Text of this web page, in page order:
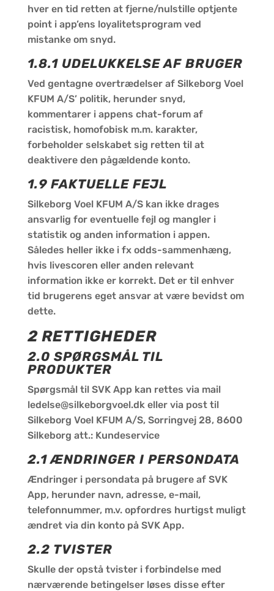
hver en tid retten at fjerne/nulstille optjente
point i app’ens loyalitetsprogram ved
mistanke om snyd.
1.8.1 UDELUKKELSE AF BRUGER
Ved gentagne overtrædelser af Silkeborg Voel
KFUM A/S’ politik, herunder snyd,
kommentarer i appens chat-forum af
racistisk, homofobisk m.m. karakter,
forbeholder selskabet sig retten til at
deaktivere den pågældende konto.
1.9 FAKTUELLE FEJL
Silkeborg Voel KFUM A/S kan ikke drages
ansvarlig for eventuelle fejl og mangler i
statistik og anden information i appen.
Således heller ikke i fx odds-sammenhæng,
hvis livescoren eller anden relevant
information ikke er korrekt. Det er til enhver
tid brugerens eget ansvar at være bevidst om
dette.
2 RETTIGHEDER
2.0 SPØRGSMÅL TIL
PRODUKTER
Spørgsmål til SVK App kan rettes via mail
ledelse@silkeborgvoel.dk eller via post til
Silkeborg Voel KFUM A/S, Sorringvej 28, 8600
Silkeborg att.: Kundeservice
2.1 ÆNDRINGER I PERSONDATA
Ændringer i persondata på brugere af SVK
App, herunder navn, adresse, e-mail,
telefonnummer, m.v. opfordres hurtigst muligt
ændret via din konto på SVK App.
2.2 TVISTER
Skulle der opstå tvister i forbindelse med
nærværende betingelser løses disse efter